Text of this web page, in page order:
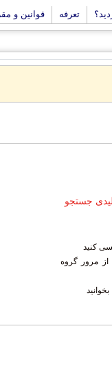
تعرفه قوانین و
جستجو
کنید
از مرور گروه
بخوانید